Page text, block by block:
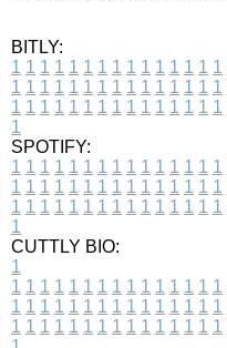
BITLY:
1 1 1 1 1 1 1 1 1 1 1 1 1 1 1
1 1 1 1 1 1 1 1 1 1 1 1 1 1 1
1 1 1 1 1 1 1 1 1 1 1 1 1 1 1
1
SPOTIFY:
1 1 1 1 1 1 1 1 1 1 1 1 1 1 1
1 1 1 1 1 1 1 1 1 1 1 1 1 1 1
1 1 1 1 1 1 1 1 1 1 1 1 1 1 1
1
CUTTLY BIO:
1
1 1 1 1 1 1 1 1 1 1 1 1 1 1 1
1 1 1 1 1 1 1 1 1 1 1 1 1 1 1
1 1 1 1 1 1 1 1 1 1 1 1 1 1 1